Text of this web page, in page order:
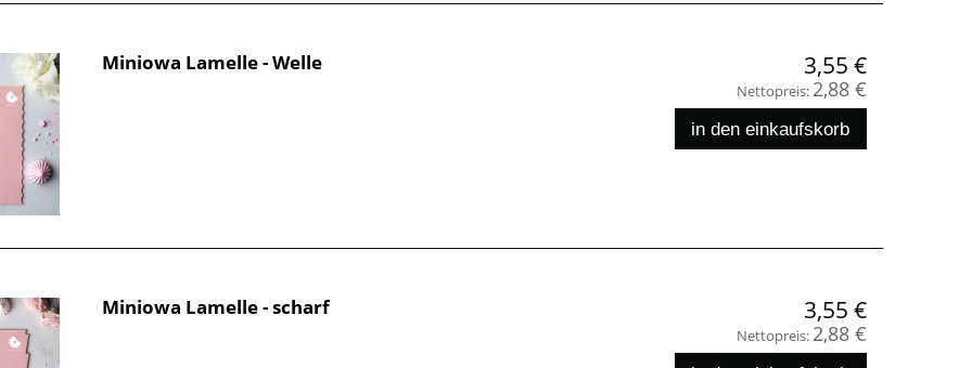
Miniowa Lamelle - Welle 3,55 €
Nettopreis: 2,88 €
in den einkaufskorb
Miniowa Lamelle - scharf 3,55 €
Nettopreis: 2,88 €